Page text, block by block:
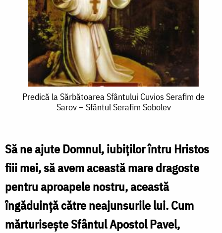
Predică
Sfântului
Cuvios
Serafim
de
Sarov
Predică la Sărbătoarea Sfântului Cuvios Serafim de
Sarov – Sfântul Serafim Sobolev
Să ne ajute Domnul, iubiţilor întru Hristos
fiii mei, să avem această mare dragoste
pentru aproapele nostru, această
îngăduinţă către neajunsurile lui. Cum
mărturiseşte Sfântul Apostol Pavel,